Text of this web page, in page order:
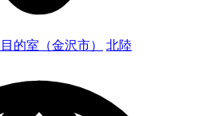
的室（金沢市） 北陸